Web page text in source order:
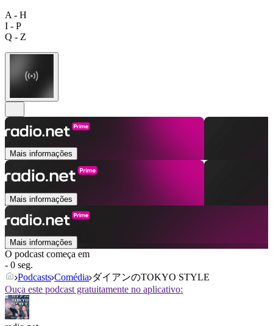
A - H
I - P
Q - Z
Mais informações
Mais informações
Mais informações
O podcast começa em
- 0 seg.
Podcasts Comédia ダイアンのTOKYO STYLE
Ouça este podcast gratuitamente no aplicativo: